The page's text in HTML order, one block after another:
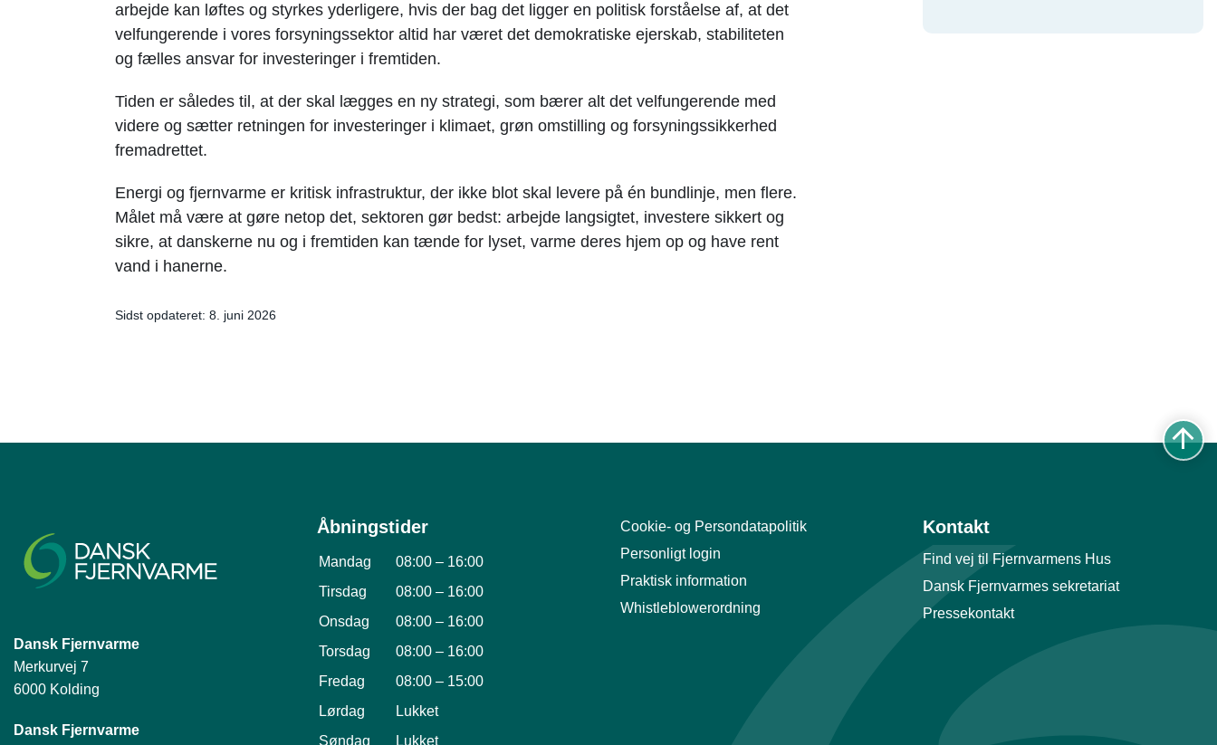
arbejde kan løftes og styrkes yderligere, hvis der bag det ligger en politisk forståelse af, at det
velfungerende i vores forsyningssektor altid har været det demokratiske ejerskab, stabiliteten
og fælles ansvar for investeringer i fremtiden.
Tiden er således til, at der skal lægges en ny strategi, som bærer alt det velfungerende med
videre og sætter retningen for investeringer i klimaet, grøn omstilling og forsyningssikkerhed
fremadrettet.
Energi og fjernvarme er kritisk infrastruktur, der ikke blot skal levere på én bundlinje, men flere.
Målet må være at gøre netop det, sektoren gør bedst: arbejde langsigtet, investere sikkert og
sikre, at danskerne nu og i fremtiden kan tænde for lyset, varme deres hjem op og have rent
vand i hanerne.
Sidst opdateret: 8. juni 2026
Dansk Fjernvarme
Merkurvej 7
6000 Kolding
Dansk Fjernvarme
Åbningstider
Mandag 08:00 – 16:00
Tirsdag
08:00 – 16:00
Onsdag
08:00 – 16:00
Torsdag
08:00 – 16:00
Fredag
08:00 – 15:00
Lørdag
Lukket
Søndag
Lukket
Cookie- og Persondatapolitik
Personligt login
Praktisk information
Whistleblowerordning
Kontakt
Find vej til Fjernvarmens Hus
Dansk Fjernvarmes sekretariat
Pressekontakt